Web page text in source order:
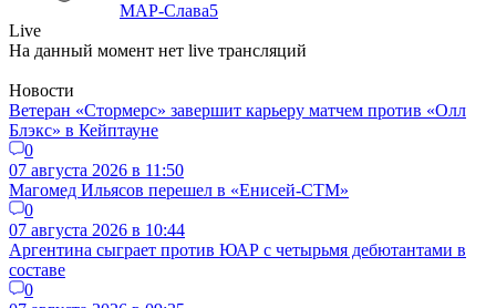
МАР-Слава5
Live
На данный момент нет live трансляций
Новости
Ветеран «Стормерс» завершит карьеру матчем против «Олл
Блэкс» в Кейптауне
0
07 августа 2026 в 11:50
Магомед Ильясов перешел в «Енисей-СТМ»
0
07 августа 2026 в 10:44
Аргентина сыграет против ЮАР с четырьмя дебютантами в
составе
0